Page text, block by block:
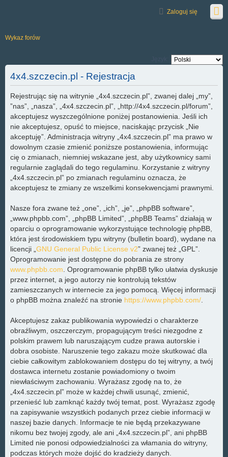
Zaloguj się
Wykaz forów
4x4.szczecin.pl - Rejestracja
Rejestrując się na witrynie „4x4.szczecin.pl”, zwanej dalej „my”,
”nas”, „nasza”, „4x4.szczecin.pl”, „http://4x4.szczecin.pl/forum”,
akceptujesz wyszczególnione poniżej postanowienia. Jeśli ich
nie akceptujesz, opuść to miejsce, naciskając przycisk „Nie
akceptuję”. Administracja witryny „4x4.szczecin.pl” ma prawo w
dowolnym czasie zmienić poniższe postanowienia, informując
cię o zmianach, niemniej wskazane jest, aby użytkownicy sami
regularnie zaglądali do tego regulaminu. Korzystanie z witryny
„4x4.szczecin.pl” po zmianach regulaminu oznacza, że
akceptujesz te zmiany ze wszelkimi konsekwencjami prawnymi.
Nasze fora zwane też „one”, „ich”, „je”, „phpBB software”,
„www.phpbb.com”, „phpBB Limited”, „phpBB Teams” działają w
oparciu o oprogramowanie wykorzystujące technologię phpBB,
która jest środowiskiem typu witryny (bulletin board), wydane na
licencji „ GNU General Public License v2” zwanej też „GPL”.
Oprogramowanie jest dostępne do pobrania ze strony
www.phpbb.com . Oprogramowanie phpBB tylko ułatwia dyskusje
przez internet, a jego autorzy nie kontrolują tekstów
zamieszczanych w internecie za jego pomocą. Więcej informacji
o phpBB można znaleźć na stronie https://www.phpbb.com/
Akceptujesz zakaz publikowania wypowiedzi o charakterze
obraźliwym, oszczerczym, propagującym treści niezgodne z
polskim prawem lub naruszającym cudze prawa autorskie i
dobra osobiste. Naruszenie tego zakazu może skutkować dla
ciebie całkowitym zablokowaniem dostępu do tej witryny, a twój
dostawca internetu zostanie powiadomiony o twoim
niewłaściwym zachowaniu. Wyrażasz zgodę na to, że
„4x4.szczecin.pl” może w każdej chwili usunąć, zmienić,
przenieść lub zamknąć każdy twój temat, post. Wyrażasz zgodę
na zapisywanie wszystkich podanych przez ciebie informacji w
naszej bazie danych. Informacje te nie będą przekazywane
nikomu bez twojej zgody, ale ani „4x4.szczecin.pl”, ani phpBB
Limited nie ponosi odpowiedzialności za włamania do witryny,
podczas których może dojść do kradzieży danych.